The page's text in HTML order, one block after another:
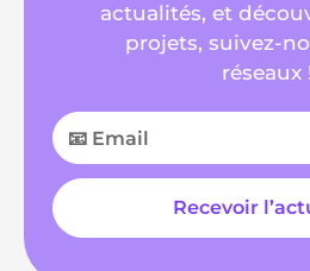
actualités, et
projets, suivez-
réseaux